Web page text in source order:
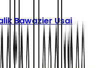
Bawazier Usai